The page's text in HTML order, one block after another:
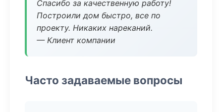
Спасибо за качественную работу!
Построили дом быстро, все по
проекту. Никаких нареканий.
— Клиент компании
Часто задаваемые вопросы